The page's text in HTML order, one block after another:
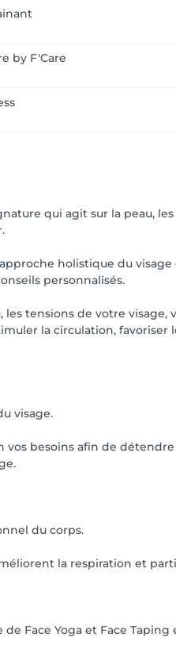
le chemin d'une beauté
healthy aging.
your appointment.
by F'Care
qui agit sur la peau,
holistique du
personnalisés.
tensions de votre
la circulation,
visage.
besoins afin de
du corps.
la respiration et
Face Yoga et Face